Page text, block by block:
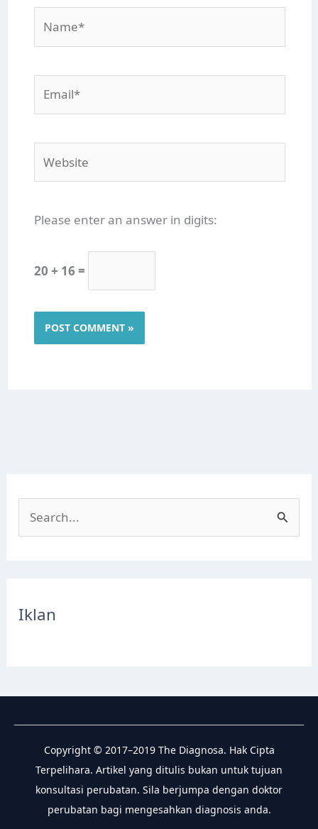
Please enter an answer in digits:
20 + 16 =
e
c
:
Iklan
Copyright © 2017–2019 The Diagnosa. Hak Cipta
Terpelihara. Artikel yang ditulis bukan untuk tujuan
konsultasi perubatan. Sila berjumpa dengan doktor
perubatan bagi mengesahkan diagnosis anda.